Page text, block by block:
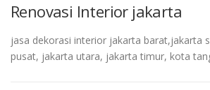
Renovasi Interior jakarta
jasa dekorasi interior jakarta barat,jakarta
pusat, jakarta utara, jakarta timur, kota